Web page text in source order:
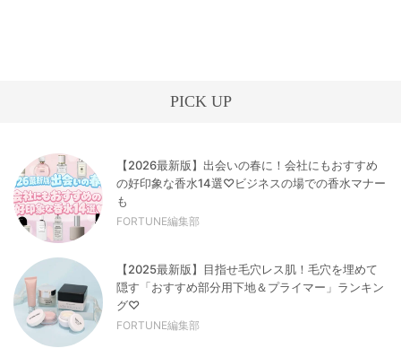
PICK UP
【2026最新版】出会いの春に！会社にもおすすめ
の好印象な香水14選♡ビジネスの場での香水マナー
も
FORTUNE編集部
【2025最新版】目指せ毛穴レス肌！毛穴を埋めて
隠す「おすすめ部分用下地＆プライマー」ランキン
グ♡
FORTUNE編集部